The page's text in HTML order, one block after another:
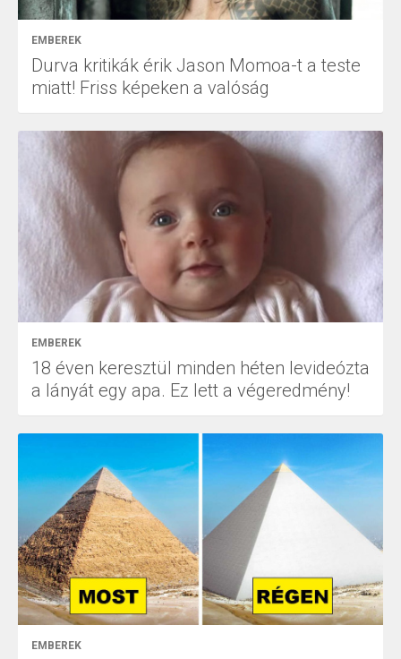
EMBEREK
Durva kritikák érik Jason Momoa-t a teste
miatt! Friss képeken a valóság
EMBEREK
18 éven keresztül minden héten levideózta
a lányát egy apa. Ez lett a végeredmény!
EMBEREK